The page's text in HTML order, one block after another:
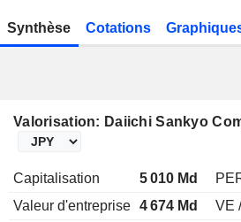
Synthèse Cotations
Valorisation: Daiichi Sankyo
Capitalisation 5 010 Md
Valeur d'entreprise 4 674 Md VE